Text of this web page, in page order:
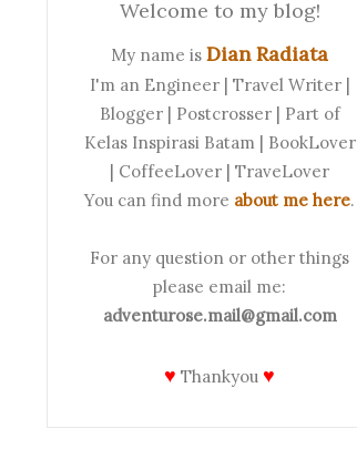
Welcome to my blog!
My name is Dian Radiata
I'm an Engineer | Travel Writer |
Blogger | Postcrosser | Part of
Kelas Inspirasi Batam | BookLover
| CoffeeLover | TraveLover
You can find more about me here.
For any question or other things
please email me:
adventurose.mail@gmail.com
♥ Thankyou ♥